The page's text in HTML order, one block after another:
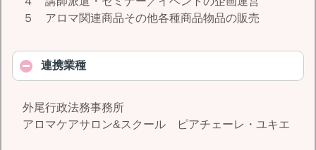
５ アロマ関連商品その他各種商品物品の販売
連携業種
外尾行政法務事務所
アロマケアサロン&スクール ピアチェーレ・ユキエ